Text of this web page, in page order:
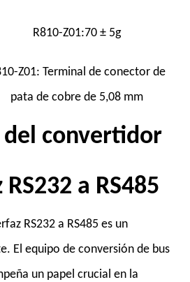
R810-Z01:70 ± 5g
Z01: Terminal de conector de
pata de cobre de 5,08 mm
del convertidor
a RS485
RS232 a RS485 es un
El equipo de conversión de bus
un papel crucial en la